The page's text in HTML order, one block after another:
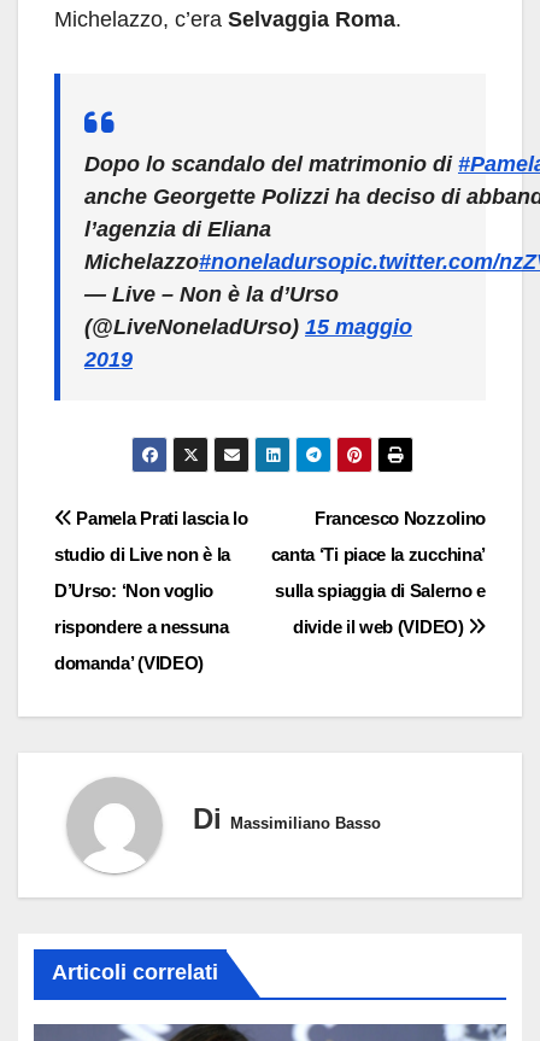
Michelazzo, c’era Selvaggia Roma.
Dopo lo scandalo del matrimonio di
anche Georgette Polizzi ha deciso di
l’agenzia di Eliana
Michelazzo#noneladursopic.twitter.com/
— Live – Non è la d’Urso
(@LiveNoneladUrso) 15 maggio
2019
Navigazione
articoli
Francesco Nozzolino
canta ‘Ti piace la zucchina’
sulla spiaggia di Salerno e
divide il web (VIDEO)
Pamela Prati lascia lo
studio di Live non è la
D’Urso: ‘Non voglio
rispondere a nessuna
domanda’ (VIDEO)
Di Massimiliano Basso
Articoli correlati